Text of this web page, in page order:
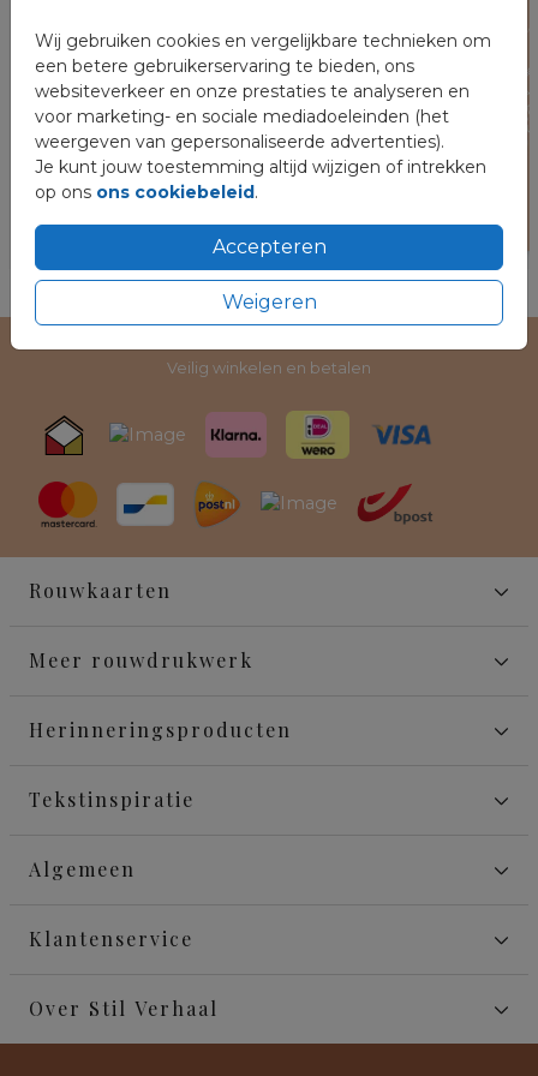
Wij gebruiken cookies en vergelijkbare technieken om
een betere gebruikerservaring te bieden, ons
websiteverkeer en onze prestaties te analyseren en
voor marketing- en sociale mediadoeleinden (het
weergeven van gepersonaliseerde advertenties).
Je kunt jouw toestemming altijd wijzigen of intrekken
op ons ons cookiebeleid.
Accepteren
Weigeren
Veilig winkelen en betalen
Rouwkaarten
Meer rouwdrukwerk
Herinneringsproducten
Tekstinspiratie
Algemeen
Klantenservice
Over Stil Verhaal